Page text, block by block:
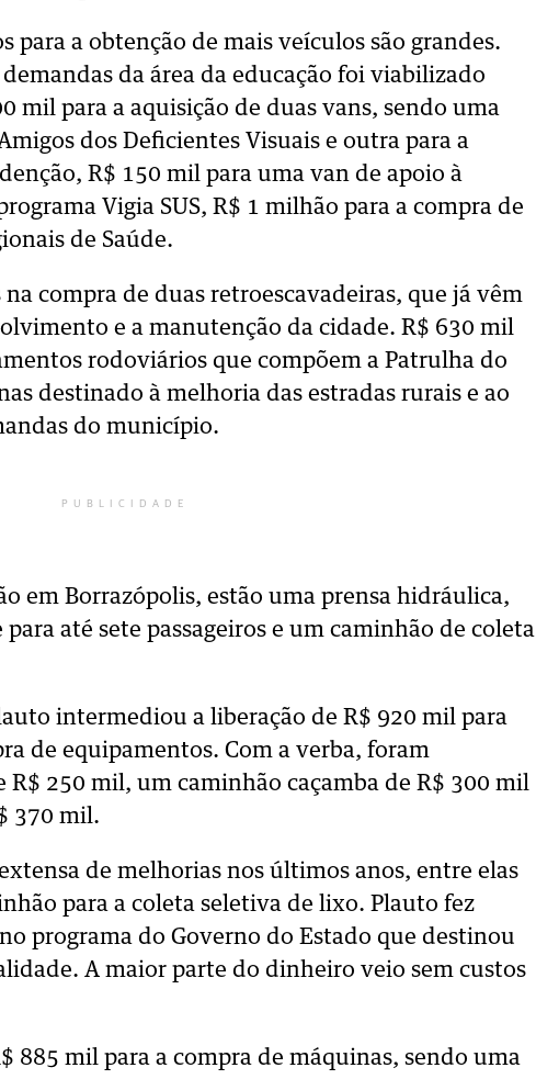
para a obtenção de mais veículos são grandes.
da área da educação foi viabilizado
mil para a aquisição de duas vans, sendo uma
dos Deficientes Visuais e outra para a
R$ 150 mil para uma van de apoio à
Vigia SUS, R$ 1 milhão para a compra de
de Saúde.
compra de duas retroescavadeiras, que já vêm
e a manutenção da cidade. R$ 630 mil
rodoviários que compõem a Patrulha do
destinado à melhoria das estradas rurais e ao
do município.
PUBLICIDADE
em Borrazópolis, estão uma prensa hidráulica,
até sete passageiros e um caminhão de coleta
intermediou a liberação de R$ 920 mil para
de equipamentos. Com a verba, foram
250 mil, um caminhão caçamba de R$ 300 mil
370 mil.
de melhorias nos últimos anos, entre elas
para a coleta seletiva de lixo. Plauto fez
programa do Governo do Estado que destinou
A maior parte do dinheiro veio sem custos
885 mil para a compra de máquinas, sendo uma